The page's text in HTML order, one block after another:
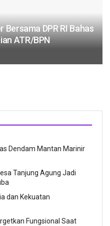
Bersama DPR RI Bahas
ATR/BPN
Dendam Mantan Marinir
Tanjung Agung Jadi
dan Kekuatan
Fungsional Saat